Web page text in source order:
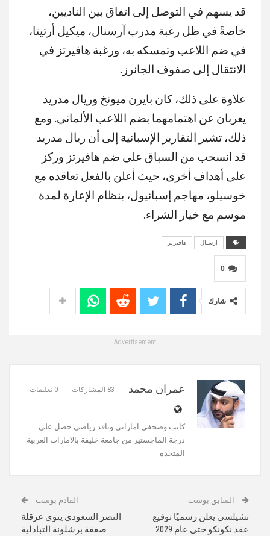
قد يسهم في التوصل إلى اتفاق بين الناديين،
خاصةً في ظل رغبة مدرب آرسنال، ميكيل أرتيتا،
في ضم اللاعب وتمسكه به، ورغبة هافيرتز في
الانتقال إلى صفوف الجانرز.
علاوة على ذلك، كان بايرن ميونخ وريال مدريد
يعربان عن اهتمامهما بضم اللاعب الألماني. ومع
ذلك، تشير التقارير الإسبانية إلى أن ريال مدريد
قد انسحب من السباق على ضم هافيرتز وركز
على أهداف أخرى، حيث أعلن بالفعل تعاقده مع
خوسيلو، مهاجم إسبانيول، بنظام الإعارة لمدة
موسم مع خيار الشراء.
ارسنال هافيرتز
0
شارك
Advertisement
عمران محمد 83 المشاركات 0 تعليقات
كاتب وصحفي اماراتي وناقد رياضى حصل علي
درجة الماجستير من جامعة خليفة بالامارات العربية
المتحدة
السابق بوست
تشيلسي يعلن رسميًا توقيع
عقد نكونكو حتى عام 2029
القادم بوست
النصر السعودي ينوي عرقلة
صفقة برشلونة التبادلية